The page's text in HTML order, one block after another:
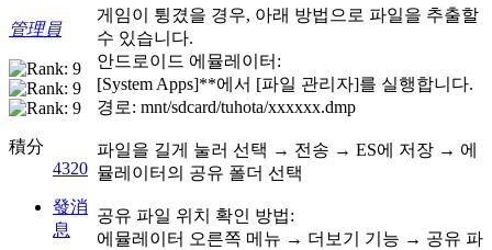
管理員
積分
4320
發消
息
게임이 튕겼을 경우, 아래 방법으로 파일을 추출할
수 있습니다.
안드로이드 에뮬레이터:
[System Apps]**에서 [파일 관리자]를 실행합니다.
경로: mnt/sdcard/tuhota/xxxxxx.dmp
파일을 길게 눌러 선택 → 전송 → ES에 저장 → 에
뮬레이터의 공유 폴더 선택
공유 파일 위치 확인 방법:
에뮬레이터 오른쪽 메뉴 → 더보기 기능 → 공유 파